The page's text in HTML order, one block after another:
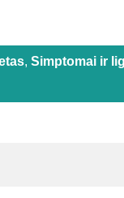
, Simptomai ir